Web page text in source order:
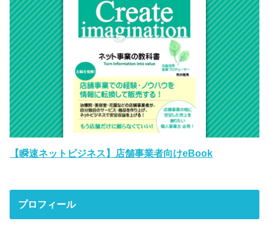
【瞬速ネットビジネス】店舗事業者向けeBook
プロフィール